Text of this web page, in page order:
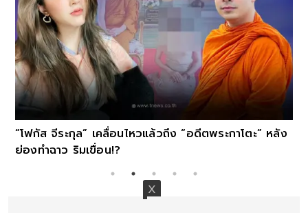
“โฟกัส จีระกุล” เคลื่อนไหวแล้วถึง “อดีตพระกาโตะ” หลัง
ย่องทำฉาว ริมเขื่อน!?